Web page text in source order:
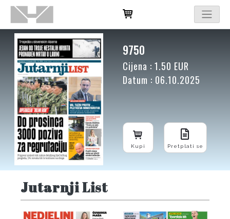
9750
Cijena : 1.50 EUR
Datum : 06.10.2025
Kupi Pretplati se
Jutarnji List